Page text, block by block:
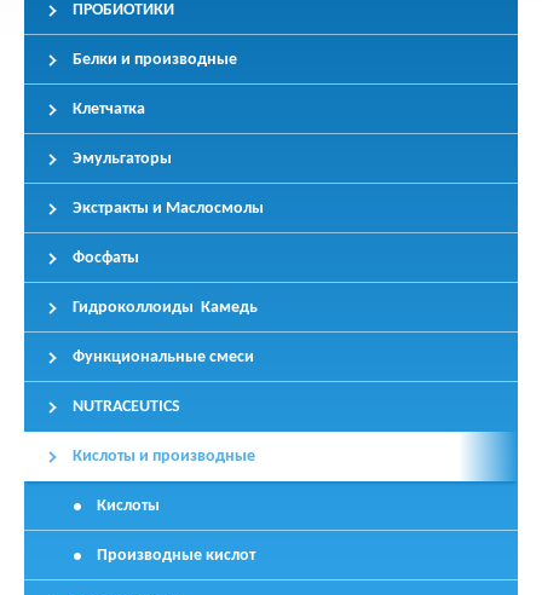
ПРОБИОТИКИ
Белки и производные
Клетчатка
Эмульгаторы
Экстракты и Маслосмолы
Фосфаты
Гидроколлоиды Камедь
Функциональные смеси
NUTRACEUTICS
Кислоты и производные
Кислоты
Производные кислот